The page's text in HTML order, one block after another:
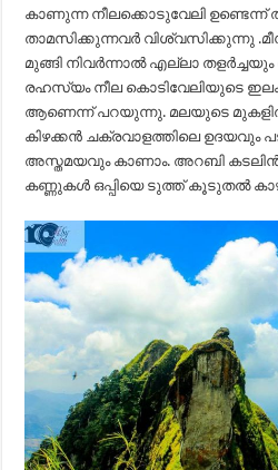
കാണുന്ന നീലക്കൊടുവേലി ഉണ്ടെന്ന്
താമസിക്കുന്നവര്‍ വിശ്വസിക്കുന്നു
മുങ്ങി നിവര്‍ന്നാല്‍ എല്ലാ തളര്‍ച്ചയും
രഹസ്യം നീല കൊടിവേലിയുടെ
ആണെന്ന് പറയുന്നു. മലയുടെ
കിഴക്കന്‍ ചക്രവാളത്തിലെ ഉദയവും
അസ്തമയവും കാണാം. അറബി
കണ്ണുകള്‍ ഒപ്പിയെ ടുത്ത് കൂടുതല്‍